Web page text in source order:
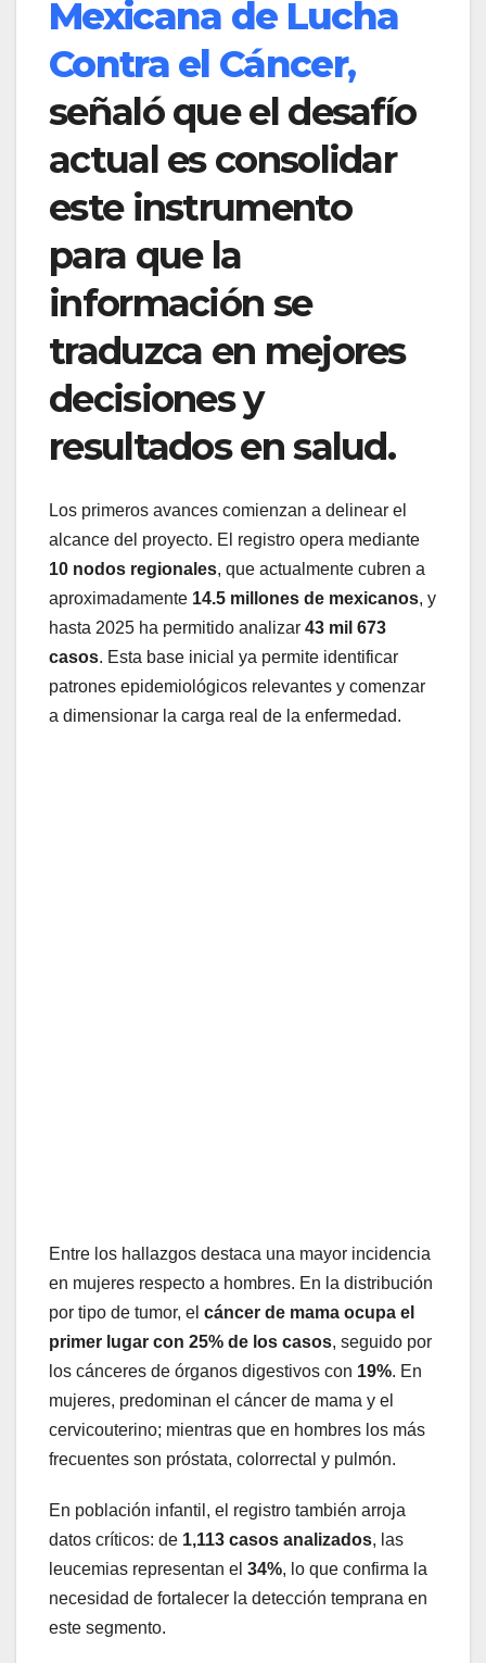
Mexicana de Lucha
Contra el Cáncer,
señaló que el desafío
actual es consolidar
este instrumento
para que la
información se
traduzca en mejores
decisiones y
resultados en salud.
Los primeros avances comienzan a delinear el
alcance del proyecto. El registro opera mediante
10 nodos regionales, que actualmente cubren a
aproximadamente 14.5 millones de mexicanos, y
hasta 2025 ha permitido analizar 43 mil 673
casos. Esta base inicial ya permite identificar
patrones epidemiológicos relevantes y comenzar
a dimensionar la carga real de la enfermedad.
Entre los hallazgos destaca una mayor incidencia
en mujeres respecto a hombres. En la distribución
por tipo de tumor, el cáncer de mama ocupa el
primer lugar con 25% de los casos, seguido por
los cánceres de órganos digestivos con 19%. En
mujeres, predominan el cáncer de mama y el
cervicouterino; mientras que en hombres los más
frecuentes son próstata, colorrectal y pulmón.
En población infantil, el registro también arroja
datos críticos: de 1,113 casos analizados, las
leucemias representan el 34%, lo que confirma la
necesidad de fortalecer la detección temprana en
este segmento.